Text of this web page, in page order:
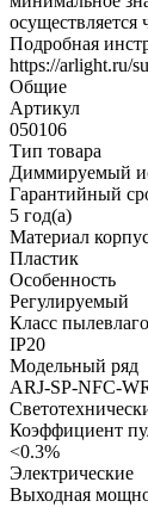
Подробная
https://arlight.ru/
Общие
Артикул
050106
Тип товара
Диммируемый
Гарантийный
5 год(а)
Материал
Пластик
Особенность
Регулируемый
Класс
IP20
Модельный ряд
ARJ-SP-NFC-
Коэффициент
<0.3%
Электрические
Выходная